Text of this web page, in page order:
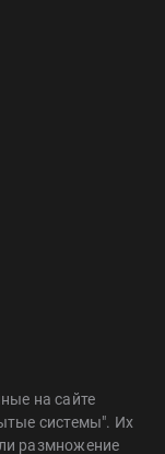
на сайте
системы". Их
размножение